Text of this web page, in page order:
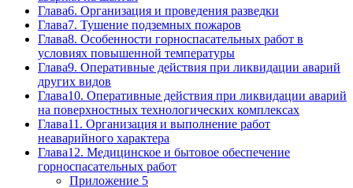
Глава6. Организация и проведения разведки
Глава7. Тушение подземных пожаров
Глава8. Особенности горноспасательных работ в
условиях повышенной температуры
Глава9. Оперативные действия при ликвидации аварий
других видов
Глава10. Оперативные действия при ликвидации аварий
на поверхностных технологических комплексах
Глава11. Организация и выполнение работ
неаварийного характера
Глава12. Медицинское и бытовое обеспечение
горноспасательных работ
Приложение 5